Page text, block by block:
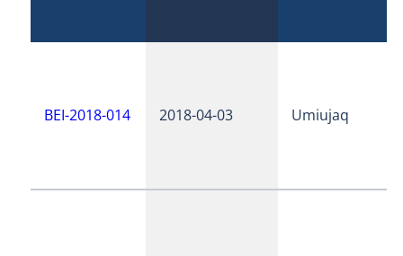
BEI-2018-014 2018-04-03 Umiujaq